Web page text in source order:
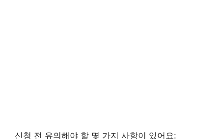
신청 전 유의해야 할 몇 가지 사항이 있어요: